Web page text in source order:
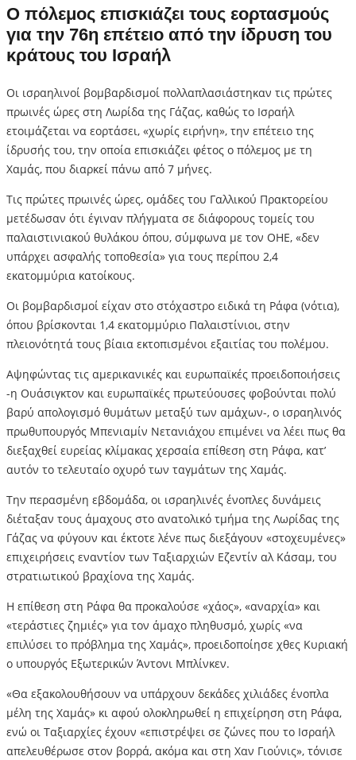
Ο πόλεμος επισκιάζει τους εορτασμούς
για την 76η επέτειο από την ίδρυση του
κράτους του Ισραήλ
Οι ισραηλινοί βομβαρδισμοί πολλαπλασιάστηκαν τις πρώτες
πρωινές ώρες στη Λωρίδα της Γάζας, καθώς το Ισραήλ
ετοιμάζεται να εορτάσει, «χωρίς ειρήνη», την επέτειο της
ίδρυσής του, την οποία επισκιάζει φέτος ο πόλεμος με τη
Χαμάς, που διαρκεί πάνω από 7 μήνες.
Τις πρώτες πρωινές ώρες, ομάδες του Γαλλικού Πρακτορείου
μετέδωσαν ότι έγιναν πλήγματα σε διάφορους τομείς του
παλαιστινιακού θυλάκου όπου, σύμφωνα με τον ΟΗΕ, «δεν
υπάρχει ασφαλής τοποθεσία» για τους περίπου 2,4
εκατομμύρια κατοίκους.
Οι βομβαρδισμοί είχαν στο στόχαστρο ειδικά τη Ράφα (νότια),
όπου βρίσκονται 1,4 εκατομμύριο Παλαιστίνιοι, στην
πλειονότητά τους βίαια εκτοπισμένοι εξαιτίας του πολέμου.
Αψηφώντας τις αμερικανικές και ευρωπαϊκές προειδοποιήσεις
-η Ουάσιγκτον και ευρωπαϊκές πρωτεύουσες φοβούνται πολύ
βαρύ απολογισμό θυμάτων μεταξύ των αμάχων-, ο ισραηλινός
πρωθυπουργός Μπενιαμίν Νετανιάχου επιμένει να λέει πως θα
διεξαχθεί ευρείας κλίμακας χερσαία επίθεση στη Ράφα, κατ’
αυτόν το τελευταίο οχυρό των ταγμάτων της Χαμάς.
Την περασμένη εβδομάδα, οι ισραηλινές ένοπλες δυνάμεις
διέταξαν τους άμαχους στο ανατολικό τμήμα της Λωρίδας της
Γάζας να φύγουν και έκτοτε λένε πως διεξάγουν «στοχευμένες»
επιχειρήσεις εναντίον των Ταξιαρχιών Εζεντίν αλ Κάσαμ, του
στρατιωτικού βραχίονα της Χαμάς.
Η επίθεση στη Ράφα θα προκαλούσε «χάος», «αναρχία» και
«τεράστιες ζημιές» για τον άμαχο πληθυσμό, χωρίς «να
επιλύσει το πρόβλημα της Χαμάς», προειδοποίησε χθες Κυριακή
ο υπουργός Εξωτερικών Άντονι Μπλίνκεν.
«Θα εξακολουθήσουν να υπάρχουν δεκάδες χιλιάδες ένοπλα
μέλη της Χαμάς» κι αφού ολοκληρωθεί η επιχείρηση στη Ράφα,
ενώ οι Ταξιαρχίες έχουν «επιστρέψει σε ζώνες που το Ισραήλ
απελευθέρωσε στον βορρά, ακόμα και στη Χαν Γιούνις», τόνισε